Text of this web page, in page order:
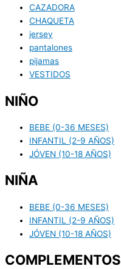
CAZADORA
CHAQUETA
jersey
pantalones
pijamas
VESTIDOS
NIÑO
BEBE (0-36 MESES)
INFANTIL (2-9 AÑOS)
JÓVEN (10-18 AÑOS)
NIÑA
BEBE (0-36 MESES)
INFANTIL (2-9 AÑOS)
JÓVEN (10-18 AÑOS)
COMPLEMENTOS